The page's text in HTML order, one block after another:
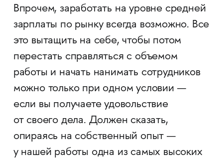
Впрочем, заработать на уровне средней
зарплаты по рынку всегда возможно. Все
это вытащить на себе, чтобы потом
перестать справляться с объемом
работы и начать нанимать сотрудников
можно только при одном условии —
если вы получаете удовольствие
от своего дела. Должен сказать,
опираясь на собственный опыт —
у нашей работы одна из самых высоких